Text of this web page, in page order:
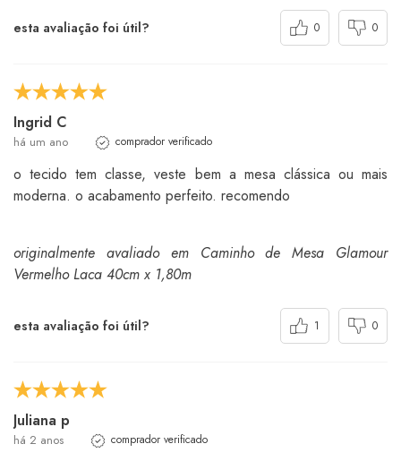
esta avaliação foi útil? 0 0
Ingrid C
há um ano comprador verificado
o tecido tem classe, veste bem a mesa clássica ou mais
moderna. o acabamento perfeito. recomendo
originalmente avaliado em Caminho de Mesa Glamour
Vermelho Laca 40cm x 1,80m
esta avaliação foi útil? 1 0
Juliana p
há 2 anos comprador verificado